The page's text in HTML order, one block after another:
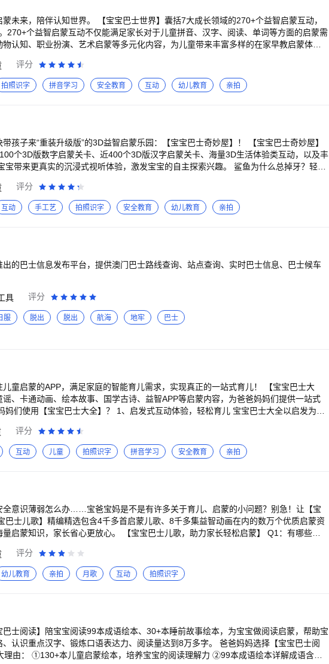
士世界】囊括7大成长领域的270+个益智启蒙互动，
270+个益智启蒙互动不仅能满足家长对于儿童拼音、汉字、阅读、单词等方面的启蒙需
认知、职业扮演、艺术启蒙等多元化内容，为儿童带来丰富多样的在家早教启蒙体
救》、《隐私安全》等益智互动。通过情景演练，向儿童科普安全自救技能，守护宝
宇航员》《海洋医生》等职业启蒙互动，启迪儿童的职业梦想。 ++科学探索——
以儿童的兴趣为出发点，打造《恐龙帮帮队》《恐龙王国》《森林动物》等动物认知互
《手工调色》《魔力画笔》
术启蒙互动，鼓励儿童自由涂鸦绘画，感知色彩，开启绘画启蒙。引导儿童在《公主
公主和宠物设计百变造型，提升创造力与审美力。 ++儿歌动画——良好习惯、
创《依娜和恰恰》《安全警长啦咘啦哆》《卫生好习惯》《儿童身体保护》等热门动
包含《三字儿歌》《会讲故事的儿歌》《睡前古诗词》在内的启蒙儿歌，带领儿童听
带领儿童快乐记单词、认拼音、识汉字、读绘本，启蒙样样不落。更有数量丰富的
力。 【更多宝宝巴士世界热门互动推荐】 《宝宝爱吃饭》
》《奇妙猫咪世界》《宝宝幼儿园》《逻辑冒险》《玩加减法》《数学逻辑》《逛超
、安全动画、睡前故事、国学启蒙等热门成长主题； ③智能分龄设计，根据年龄精准
喜欢。 2、超省钱： ①1个SVIP，通用宝宝巴士旗下200+款产品，7大成长领域全面覆
礼，商城好物优惠购，更有不定时福利发放。 3、超省心： 宝宝巴士深耕儿童启蒙领
用户提供更优质的产品体验，我们在会员订阅
家长们在支付时可自行选择是否开通应用内自动续费。若对自动续费业务或者退款有
品的原创品牌。宝宝巴士秉承“快乐启蒙”的理念，用奇妙有趣的方式，为儿童量身定制
心】。 【联系我们】 微博：@宝宝巴士 官网：http://www.ba
评分
拍照识字 拼音学习 安全教育 互动 幼儿教育 亲拍
“重装升级版”的3D益智启蒙乐园：【宝宝巴士奇妙屋】！ 【宝宝巴士奇妙屋】
个3D版数字启蒙关卡、近400个3D版汉字启蒙关卡、海量3D生活体验类互动，以及丰
真实的沉浸式视听体验，激发宝宝的自主探索兴趣。 鲨鱼为什么总掉牙？轻盈
想中的职业，以趣味方式认知数字、领略汉字魅力！ ++儿童版夏日运动会：拳
、投篮等 热门互动：《奇妙运动日》 化身为运动小明星，参与热血拳击、激情投篮、
操作榨汁机，“嗡嗡嗡”将水果榨汁；随心搭配材料，“噗滋噗滋”熬糖浆，制作缤纷雪
寻踪，近距离观察鲨鱼，了解更多冷知识吧。 ++体验梦想职业：医生、警
手等 热门互动：《小小医生》 急诊室里好多病人，宝宝小医生，准备好了吗？测量体
车迷宝宝别错过！操控起重机铺铁轨、驾驶装载车运输水泥，打造繁华大都会。 ++趣
、匹配、加减、数独等 由浅入深4阶梯度，扎实基本功；解锁80+个脑力关卡，灵活解
认
《搁浅的鲸鱼》《保卫海洋》《飞行器风波》《夏季运动会》《会救人的海豚》《长
《宝宝校车》《美味甜品店》《美发设计师》《创意沙拉》《拯救海星号》《隆重的春
量身定制以“好听（国学故事）、好看（儿歌动画）、好玩（互动APP）”为特征的海量
】 为了给用户提供更优质的产品体验，我们在会员
务，家长们在支付时可自行选择是否开通应用内自动续费。若对自动续费业务或者退
邮箱：cn@babybus.com
评分
互动 手工艺 拍照识字 安全教育 幼儿教育 亲拍
的巴士信息发布平台，提供澳门巴士路线查询、站点查询、实时巴士信息、巴士候车
具 评分
服 脱出 脱出 航海 地牢 巴士
启蒙的APP，满足家庭的智能育儿需求，实现真正的一站式育儿！ 【宝宝巴士大
、卡通动画、绘本故事、国学古诗、益智APP等启蒙内容，为爸爸妈妈们提供一站式
妙妙一起制作美食等。 角色扮演：成为运动小能手，游泳跑步打篮球。变身小画家，
能力”体系，设计适用不
孩子更多潜能。 幼儿时期：听儿歌养成健康的生活习惯，锻炼语言表达，手指点点画
宝宝巴士大全设计丰富启蒙主题，内容贴合儿童生活场景，更有利于儿童理解和收获知
音乐绘画启蒙，听儿歌磨耳朵，社交能力培养，好习惯养成等。 认知类：角色扮演认知
，看动画了解安全常识等。 【宝宝巴士大全】热门内容 *益智APP：宝
巴士故事，宝宝爱水果蔬菜，宝宝爱跑步，宝宝小厨房 *热门动画：宝宝巴士玩具，奇
启蒙，蜜蜜一家，宝宝安全好习惯 *儿歌精选：汽车家族音乐剧，宝宝巴士唱唱跳跳，
*经典国学：唐诗联唱，三字经新唱，声律启蒙，静夜思，春晓，咏鹅，弟子规儿歌，
秉承“快乐启蒙”的理念，用奇妙有趣的方式，为儿童量身定制以“好听（国学故事）、
评分
互动 儿童 拍照识字 拼音学习 安全教育 亲拍
全意识薄弱怎么办……宝爸宝妈是不是有许多关于育儿、启蒙的小问题？别急！让【宝
。 【宝宝巴士儿歌，助力家长轻松启蒙】 Q1：有哪些优
好习惯等。 Q2：宝宝晚上不愿意睡觉怎么办？ 答：宝宝巴士
琴曲》等海量哄睡儿歌专辑。爸爸妈妈一键播放宝宝巴士晚安儿歌，宝宝听着旋律轻
力？ 答：宝宝巴士儿歌精选经典儿歌，搭配3D画面，打造专辑《宝宝巴士儿歌3D版》。
培养宝宝的语言表达力。 Q5：宝宝对国学古诗不感兴趣怎么办？
学启蒙古诗词，将古诗词编写成旋律朗朗上口、易于识记的《奇妙古诗词》儿歌。宝
眼功能？ 答：宝宝巴士儿歌支持家长设
”，合理管控宝宝作息；更有“护眼提示”功能，提醒宝宝注意观看距离、端正观看坐姿，
评分
幼儿教育 亲拍 月歌 互动 拍照识字
士阅读】陪宝宝阅读99本成语绘本、30+本睡前故事绘本，为宝宝做阅读启蒙，帮助宝
汉字、锻炼口语表达力、阅读量达到8万多字。 爸爸妈妈选择【宝宝巴士阅
理由： ①130+本儿童启蒙绘本，培养宝宝的阅读理解力 ②99本成语绘本详解成语含